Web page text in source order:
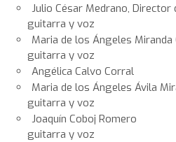
Julio César Medrano,
guitarra y voz
Maria de los Ángeles
guitarra y voz
Angélica
Maria de los Ángeles
guitarra y voz
Joaquín Coboj
guitarra y voz